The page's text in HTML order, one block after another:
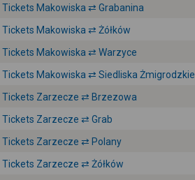
Tickets Makowiska ⇄ Grabanina
Tickets Makowiska ⇄ Żółków
Tickets Makowiska ⇄ Warzyce
Tickets Makowiska ⇄ Siedliska Żmigrodzkie
Tickets Zarzecze ⇄ Brzezowa
Tickets Zarzecze ⇄ Grab
Tickets Zarzecze ⇄ Polany
Tickets Zarzecze ⇄ Żółków